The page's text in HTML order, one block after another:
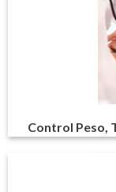
Control Peso,